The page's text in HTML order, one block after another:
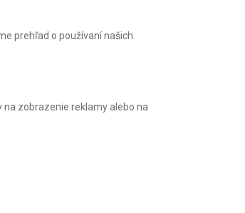
prehľad o používaní našich
zobrazenie reklamy alebo na